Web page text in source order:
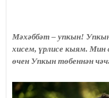
Мәхәббәт – упкын!
хисем, үрлисе кыям. Мин
өчен Упкын төбеннән